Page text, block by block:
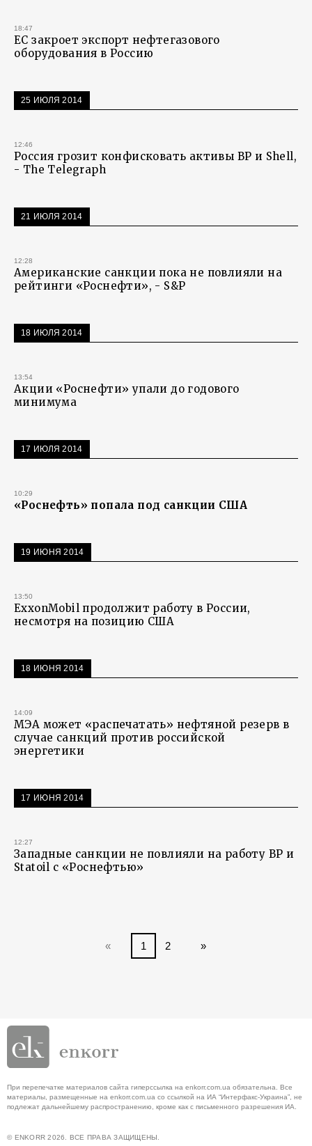
18:47
ЕС закроет экспорт нефтегазового
оборудования в Россию
25 ИЮЛЯ 2014
12:46
Россия грозит конфисковать активы BP и Shell,
- The Telegraph
21 ИЮЛЯ 2014
12:28
Американские санкции пока не повлияли на
рейтинги «Роснефти», - S&P
18 ИЮЛЯ 2014
13:54
Акции «Роснефти» упали до годового
минимума
17 ИЮЛЯ 2014
10:29
«Роснефть» попала под санкции США
19 ИЮНЯ 2014
13:50
ExxonMobil продолжит работу в России,
несмотря на позицию США
18 ИЮНЯ 2014
14:09
МЭА может «распечатать» нефтяной резерв в
случае санкций против российской
энергетики
17 ИЮНЯ 2014
12:27
Западные санкции не повлияли на работу BP и
Statoil с «Роснефтью»
« 1 2 »
При перепечатке материалов сайта гиперссылка на enkorr.com.ua обязательна. Все
материалы, размещенные на enkorr.com.ua со ссылкой на ИА “Интерфакс-Украина”, не
подлежат дальнейшему распространению, кроме как с письменного разрешения ИА.
© ENKORR 2026. ВСЕ ПРАВА ЗАЩИЩЕНЫ.